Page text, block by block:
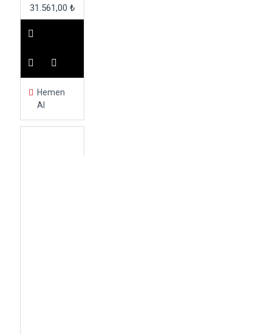
31.561,00 ₺
Hemen
Al